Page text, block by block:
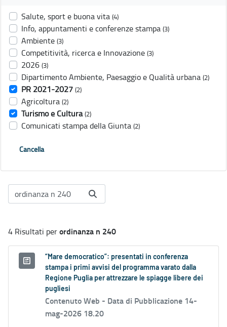
Salute, sport e buona vita (4)
Info, appuntamenti e conferenze stampa (3)
Ambiente (3)
Competitività, ricerca e Innovazione (3)
2026 (3)
Dipartimento Ambiente, Paesaggio e Qualità urbana (2)
PR 2021-2027 (2)
Agricoltura (2)
Turismo e Cultura (2)
Comunicati stampa della Giunta (2)
Cancella
4 Risultati perordinanza n 240
“Mare democratico”: presentati in conferenza
stampa i primi avvisi del programma varato dalla
Regione Puglia per attrezzare le spiagge libere dei
pugliesi
Contenuto Web - Data di Pubblicazione 14-
mag-2026 18.20